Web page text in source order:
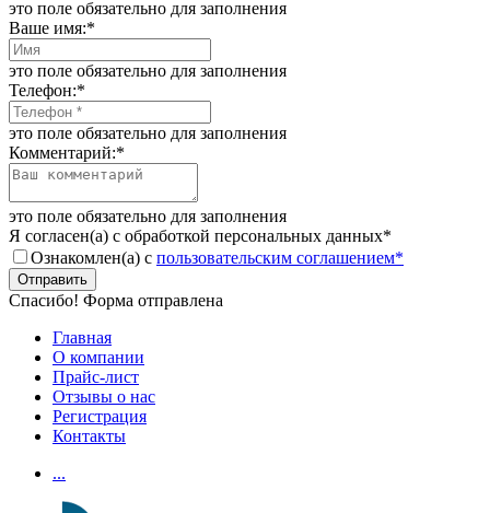
это поле обязательно для заполнения
Ваше имя:*
это поле обязательно для заполнения
Телефон:*
это поле обязательно для заполнения
Комментарий:*
это поле обязательно для заполнения
Я согласен(а) с обработкой персональных данных*
Ознакомлен(а) с пользовательским соглашением*
Отправить
Спасибо! Форма отправлена
Главная
О компании
Прайс-лист
Отзывы о нас
Регистрация
Контакты
...